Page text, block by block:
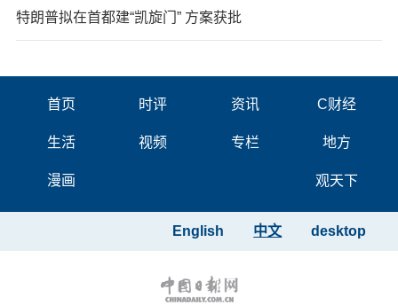
特朗普拟在首都建“凯旋门” 方案获批
首页 时评 资讯 C财经
生活 视频 专栏 地方
漫画 观天下
desktop
中文
English